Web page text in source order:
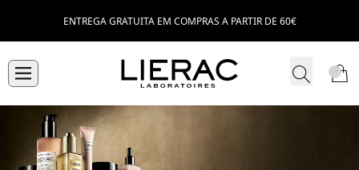
ENTREGA GRATUITA EM COMPRAS A PARTIR DE 60€